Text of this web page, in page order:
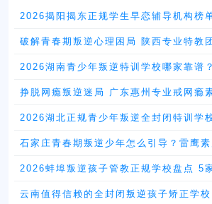
2026揭阳揭东正规学生早恋辅导机构榜
破解青春期叛逆心理困局 陕西专业特教
2026湖南青少年叛逆特训学校哪家靠谱
挣脱网瘾叛逆迷局 广东惠州专业戒网瘾
2026湖北正规青少年叛逆全封闭特训学
石家庄青春期叛逆少年怎么引导？雷鹰素
2026蚌埠叛逆孩子管教正规学校盘点 5
云南值得信赖的全封闭叛逆孩子矫正学校